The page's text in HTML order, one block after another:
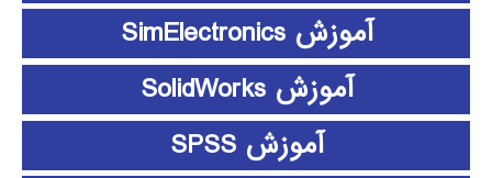
آموزش SimElectronics
آموزش SolidWorks
آموزش SPSS